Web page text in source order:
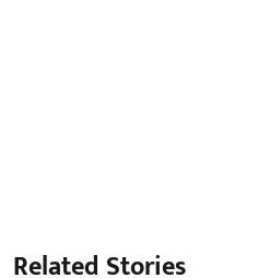
Related Stories